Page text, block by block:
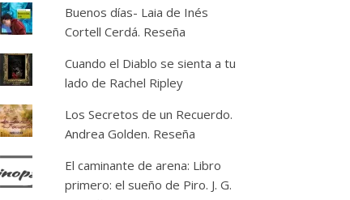
Buenos días- Laia de Inés
Cortell Cerdá. Reseña
Cuando el Diablo se sienta a tu
lado de Rachel Ripley
Los Secretos de un Recuerdo.
Andrea Golden. Reseña
El caminante de arena: Libro
primero: el sueño de Piro. J. G.